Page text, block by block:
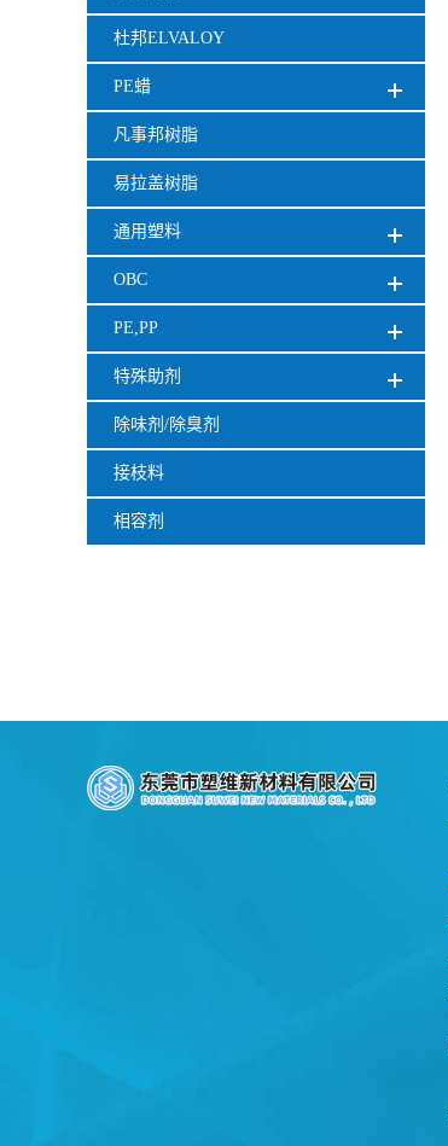
杜邦ELVALOY
PE蜡
凡事邦树脂
易拉盖树脂
通用塑料
OBC
PE,PP
特殊助剂
除味剂/除臭剂
接枝料
相容剂